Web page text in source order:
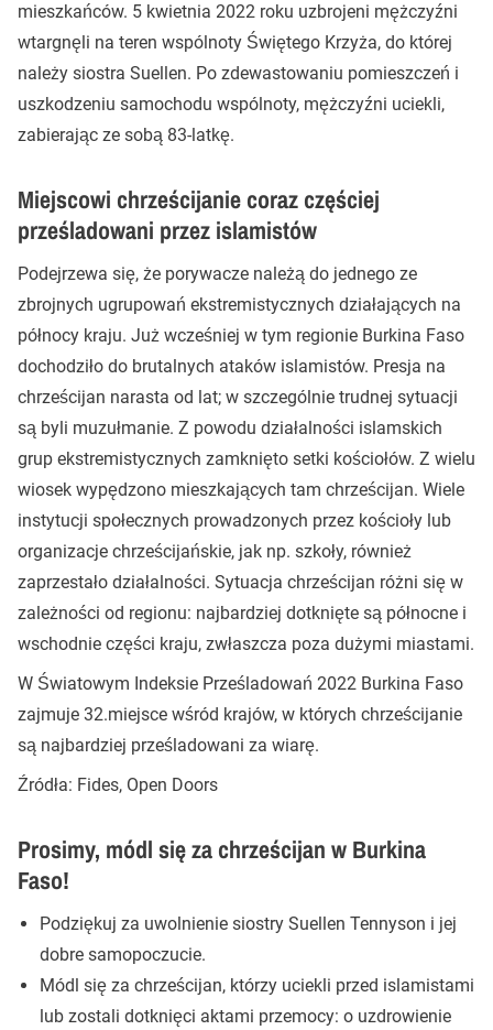
mieszkańców. 5 kwietnia 2022 roku uzbrojeni mężczyźni
wtargnęli na teren wspólnoty Świętego Krzyża, do której
należy siostra Suellen. Po zdewastowaniu pomieszczeń i
uszkodzeniu samochodu wspólnoty, mężczyźni uciekli,
zabierając ze sobą 83-latkę.
Miejscowi chrześcijanie coraz częściej
prześladowani przez islamistów
Podejrzewa się, że porywacze należą do jednego ze
zbrojnych ugrupowań ekstremistycznych działających na
północy kraju. Już wcześniej w tym regionie Burkina Faso
dochodziło do brutalnych ataków islamistów. Presja na
chrześcijan narasta od lat; w szczególnie trudnej sytuacji
są byli muzułmanie. Z powodu działalności islamskich
grup ekstremistycznych zamknięto setki kościołów. Z wielu
wiosek wypędzono mieszkających tam chrześcijan. Wiele
instytucji społecznych prowadzonych przez kościoły lub
organizacje chrześcijańskie, jak np. szkoły, również
zaprzestało działalności. Sytuacja chrześcijan różni się w
zależności od regionu: najbardziej dotknięte są północne i
wschodnie części kraju, zwłaszcza poza dużymi miastami.
W Światowym Indeksie Prześladowań 2022 Burkina Faso
zajmuje 32.miejsce wśród krajów, w których chrześcijanie
są najbardziej prześladowani za wiarę.
Źródła: Fides, Open Doors
Prosimy, módl się za chrześcijan w Burkina
Faso!
Podziękuj za uwolnienie siostry Suellen Tennyson i jej
dobre samopoczucie.
Módl się za chrześcijan, którzy uciekli przed islamistami
lub zostali dotknięci aktami przemocy: o uzdrowienie